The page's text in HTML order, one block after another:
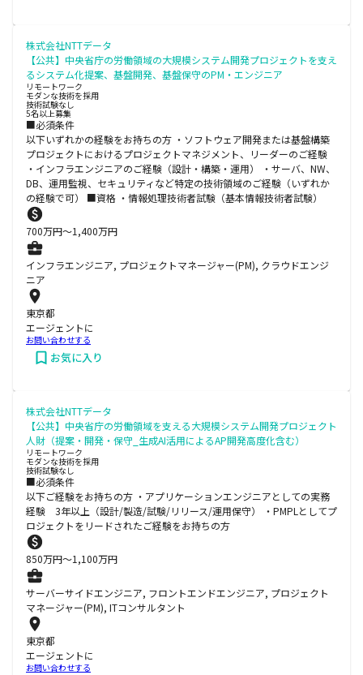
株式会社NTTデータ
【公共】中央省庁の労働領域の大規模システム開発プロジェクトを支え
るシステム化提案、基盤開発、基盤保守のPM・エンジニア
リモートワーク
モダンな技術を採用
技術試験なし
5名以上募集
■必須条件
以下いずれかの経験をお持ちの方 ・ソフトウェア開発または基盤構築
プロジェクトにおけるプロジェクトマネジメント、リーダーのご経験
・インフラエンジニアのご経験（設計・構築・運用） ・サーバ、NW、
DB、運用監視、セキュリティなど特定の技術領域のご経験（いずれか
の経験で可） ■資格 ・情報処理技術者試験（基本情報技術者試験）
700万円〜1,400万円
インフラエンジニア, プロジェクトマネージャー(PM), クラウドエンジ
ニア
東京都
エージェントに
お問い合わせする
お気に入り
株式会社NTTデータ
【公共】中央省庁の労働領域を支える大規模システム開発プロジェクト
人財（提案・開発・保守_生成AI活用によるAP開発高度化含む）
リモートワーク
モダンな技術を採用
技術試験なし
■必須条件
以下ご経験をお持ちの方 ・アプリケーションエンジニアとしての実務
経験 3年以上（設計/製造/試験/リリース/運用保守） ・PMPLとしてプ
ロジェクトをリードされたご経験をお持ちの方
850万円〜1,100万円
サーバーサイドエンジニア, フロントエンドエンジニア, プロジェクト
マネージャー(PM), ITコンサルタント
東京都
エージェントに
お問い合わせする